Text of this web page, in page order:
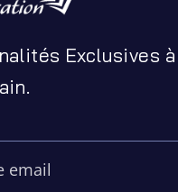
Exclusives à